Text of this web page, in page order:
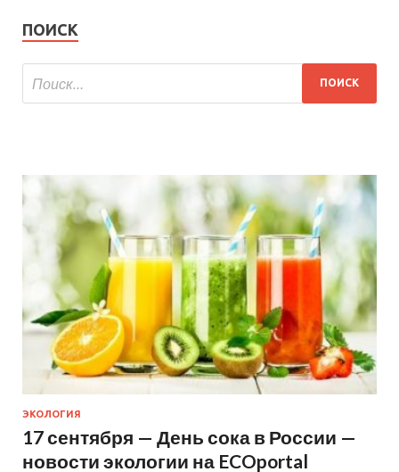
ПОИСК
ЭКОЛОГИЯ
17 сентября — День сока в России —
новости экологии на ECOportal